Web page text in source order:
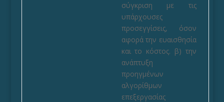
σύγκριση με τις
υπάρχουσες
προσεγγίσεις, όσον
αφορά την ευαισθησία
και το κόστος. β) την
ανάπτυξη
προηγμένων
αλγορίθμων
επεξεργασίας